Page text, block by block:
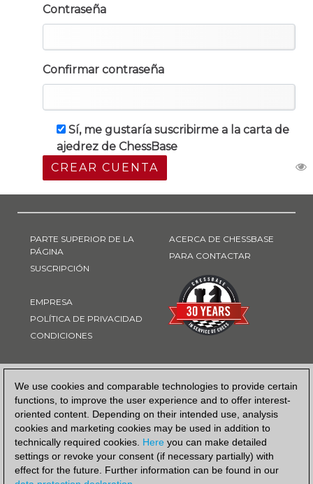
We use cookies and comparable technologies to provide certain
functions, to improve the user experience and to offer interest-
oriented content. Depending on their intended use, analysis
cookies and marketing cookies may be used in addition to
technically required cookies. Here you can make detailed
settings or revoke your consent (if necessary partially) with
effect for the future. Further information can be found in our
Contraseña
Confirmar contraseña
Sí, me gustaría suscribirme a la carta de
ajedrez de ChessBase
CREAR CUENTA
PARTE SUPERIOR DE LA
PÁGINA
SUSCRIPCIÓN
EMPRESA
POLÍTICA DE PRIVACIDAD
CONDICIONES
ACERCA DE CHESSBASE
PARA CONTACTAR
FORMA DE PAGO